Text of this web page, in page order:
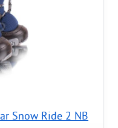
Snow Ride 2 NB